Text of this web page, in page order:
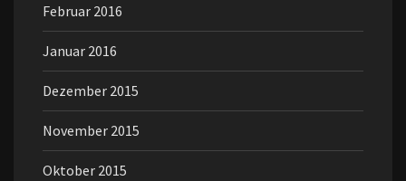
Februar 2016
Januar 2016
Dezember 2015
November 2015
Oktober 2015